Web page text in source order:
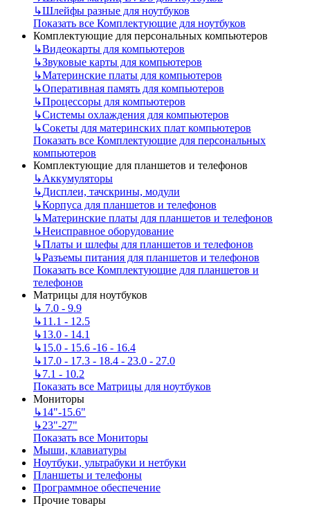
↳Шлейфы разные для ноутбуков
Показать все Комплектующие для ноутбуков
Комплектующие для персональных компьютеров
↳Видеокарты для компьютеров
↳Звуковые карты для компьютеров
↳Материнские платы для компьютеров
↳Оперативная память для компьютеров
↳Процессоры для компьютеров
↳Системы охлаждения для компьютеров
↳Сокеты для материнских плат компьютеров
Показать все Комплектующие для персональных
компьютеров
Комплектующие для планшетов и телефонов
↳Аккумуляторы
↳Дисплеи, тачскрины, модули
↳Корпуса для планшетов и телефонов
↳Материнские платы для планшетов и телефонов
↳Неисправное оборудование
↳Платы и шлефы для планшетов и телефонов
↳Разъемы питания для планшетов и телефонов
Показать все Комплектующие для планшетов и
телефонов
Матрицы для ноутбуков
↳ 7.0 - 9.9
↳11.1 - 12.5
↳13.0 - 14.1
↳15.0 - 15.6 -16 - 16.4
↳17.0 - 17.3 - 18.4 - 23.0 - 27.0
↳7.1 - 10.2
Показать все Матрицы для ноутбуков
Мониторы
↳14"-15.6"
↳23"-27"
Показать все Мониторы
Мыши, клавиатуры
Ноутбуки, ультрабуки и нетбуки
Планшеты и телефоны
Программное обеспечение
Прочие товары